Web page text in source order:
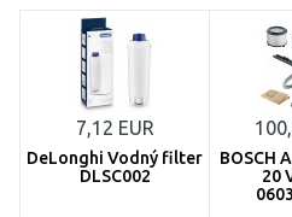
7,12 EUR
DeLonghi Vodný filter
DLSC002
BOSCH
20